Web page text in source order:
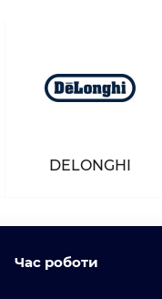
DELONGHI
Час роботи